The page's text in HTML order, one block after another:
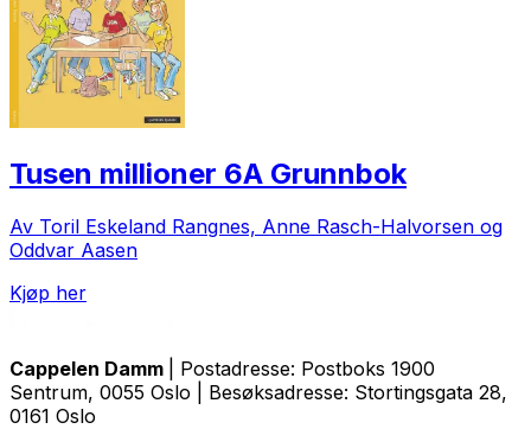
Tusen millioner 6A Grunnbok
Av Toril Eskeland Rangnes, Anne Rasch-Halvorsen og
Oddvar Aasen
Kjøp her
Cappelen Damm
| Postadresse: Postboks 1900
Sentrum, 0055 Oslo | Besøksadresse: Stortingsgata 28,
0161 Oslo